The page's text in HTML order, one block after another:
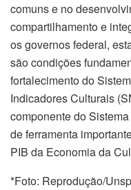
comuns e no
compartilhamento e
os governos federal,
são condições
fortalecimento do
Indicadores Culturais
componente do
de ferramenta
PIB da Economia da
*Foto: Reprodução/